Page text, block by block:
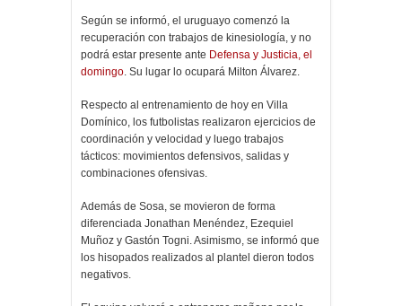
Según se informó, el uruguayo comenzó la
recuperación con trabajos de kinesiología, y no
podrá estar presente ante Defensa y Justicia, el
domingo. Su lugar lo ocupará Milton Álvarez.
Respecto al entrenamiento de hoy en Villa
Domínico, los futbolistas realizaron ejercicios de
coordinación y velocidad y luego trabajos
tácticos: movimientos defensivos, salidas y
combinaciones ofensivas.
Además de Sosa, se movieron de forma
diferenciada Jonathan Menéndez, Ezequiel
Muñoz y Gastón Togni. Asimismo, se informó que
los hisopados realizados al plantel dieron todos
negativos.